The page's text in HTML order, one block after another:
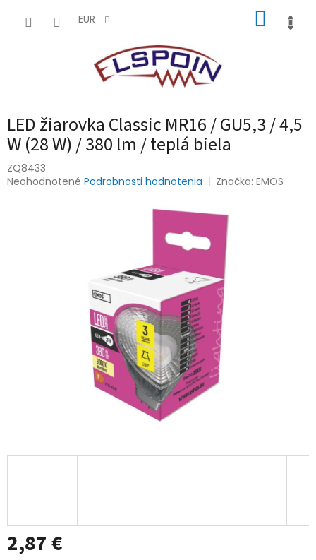
EUR
LED žiarovka Classic MR16 / GU5,3 / 4,5
W (28 W) / 380 lm / teplá biela
ZQ8433
Priemerné
Neohodnotené Podrobnosti hodnotenia Značka:EMOS
2,87 €